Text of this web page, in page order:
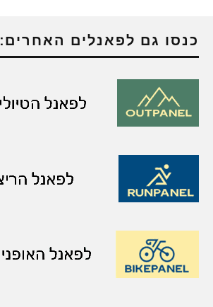
כנסו גם לפאנלים האחרים: